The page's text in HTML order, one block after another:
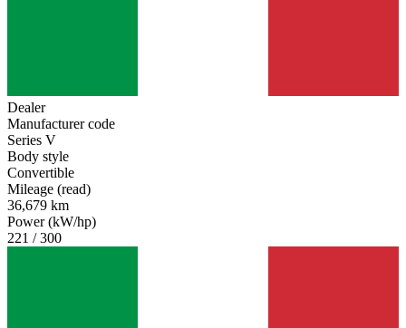
Dealer
Manufacturer code
Series V
Body style
Convertible
Mileage (read)
36,679 km
Power (kW/hp)
221 / 300